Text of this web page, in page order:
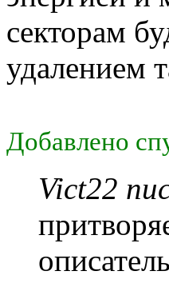
секторам
удалением
Добавлено
Vict22